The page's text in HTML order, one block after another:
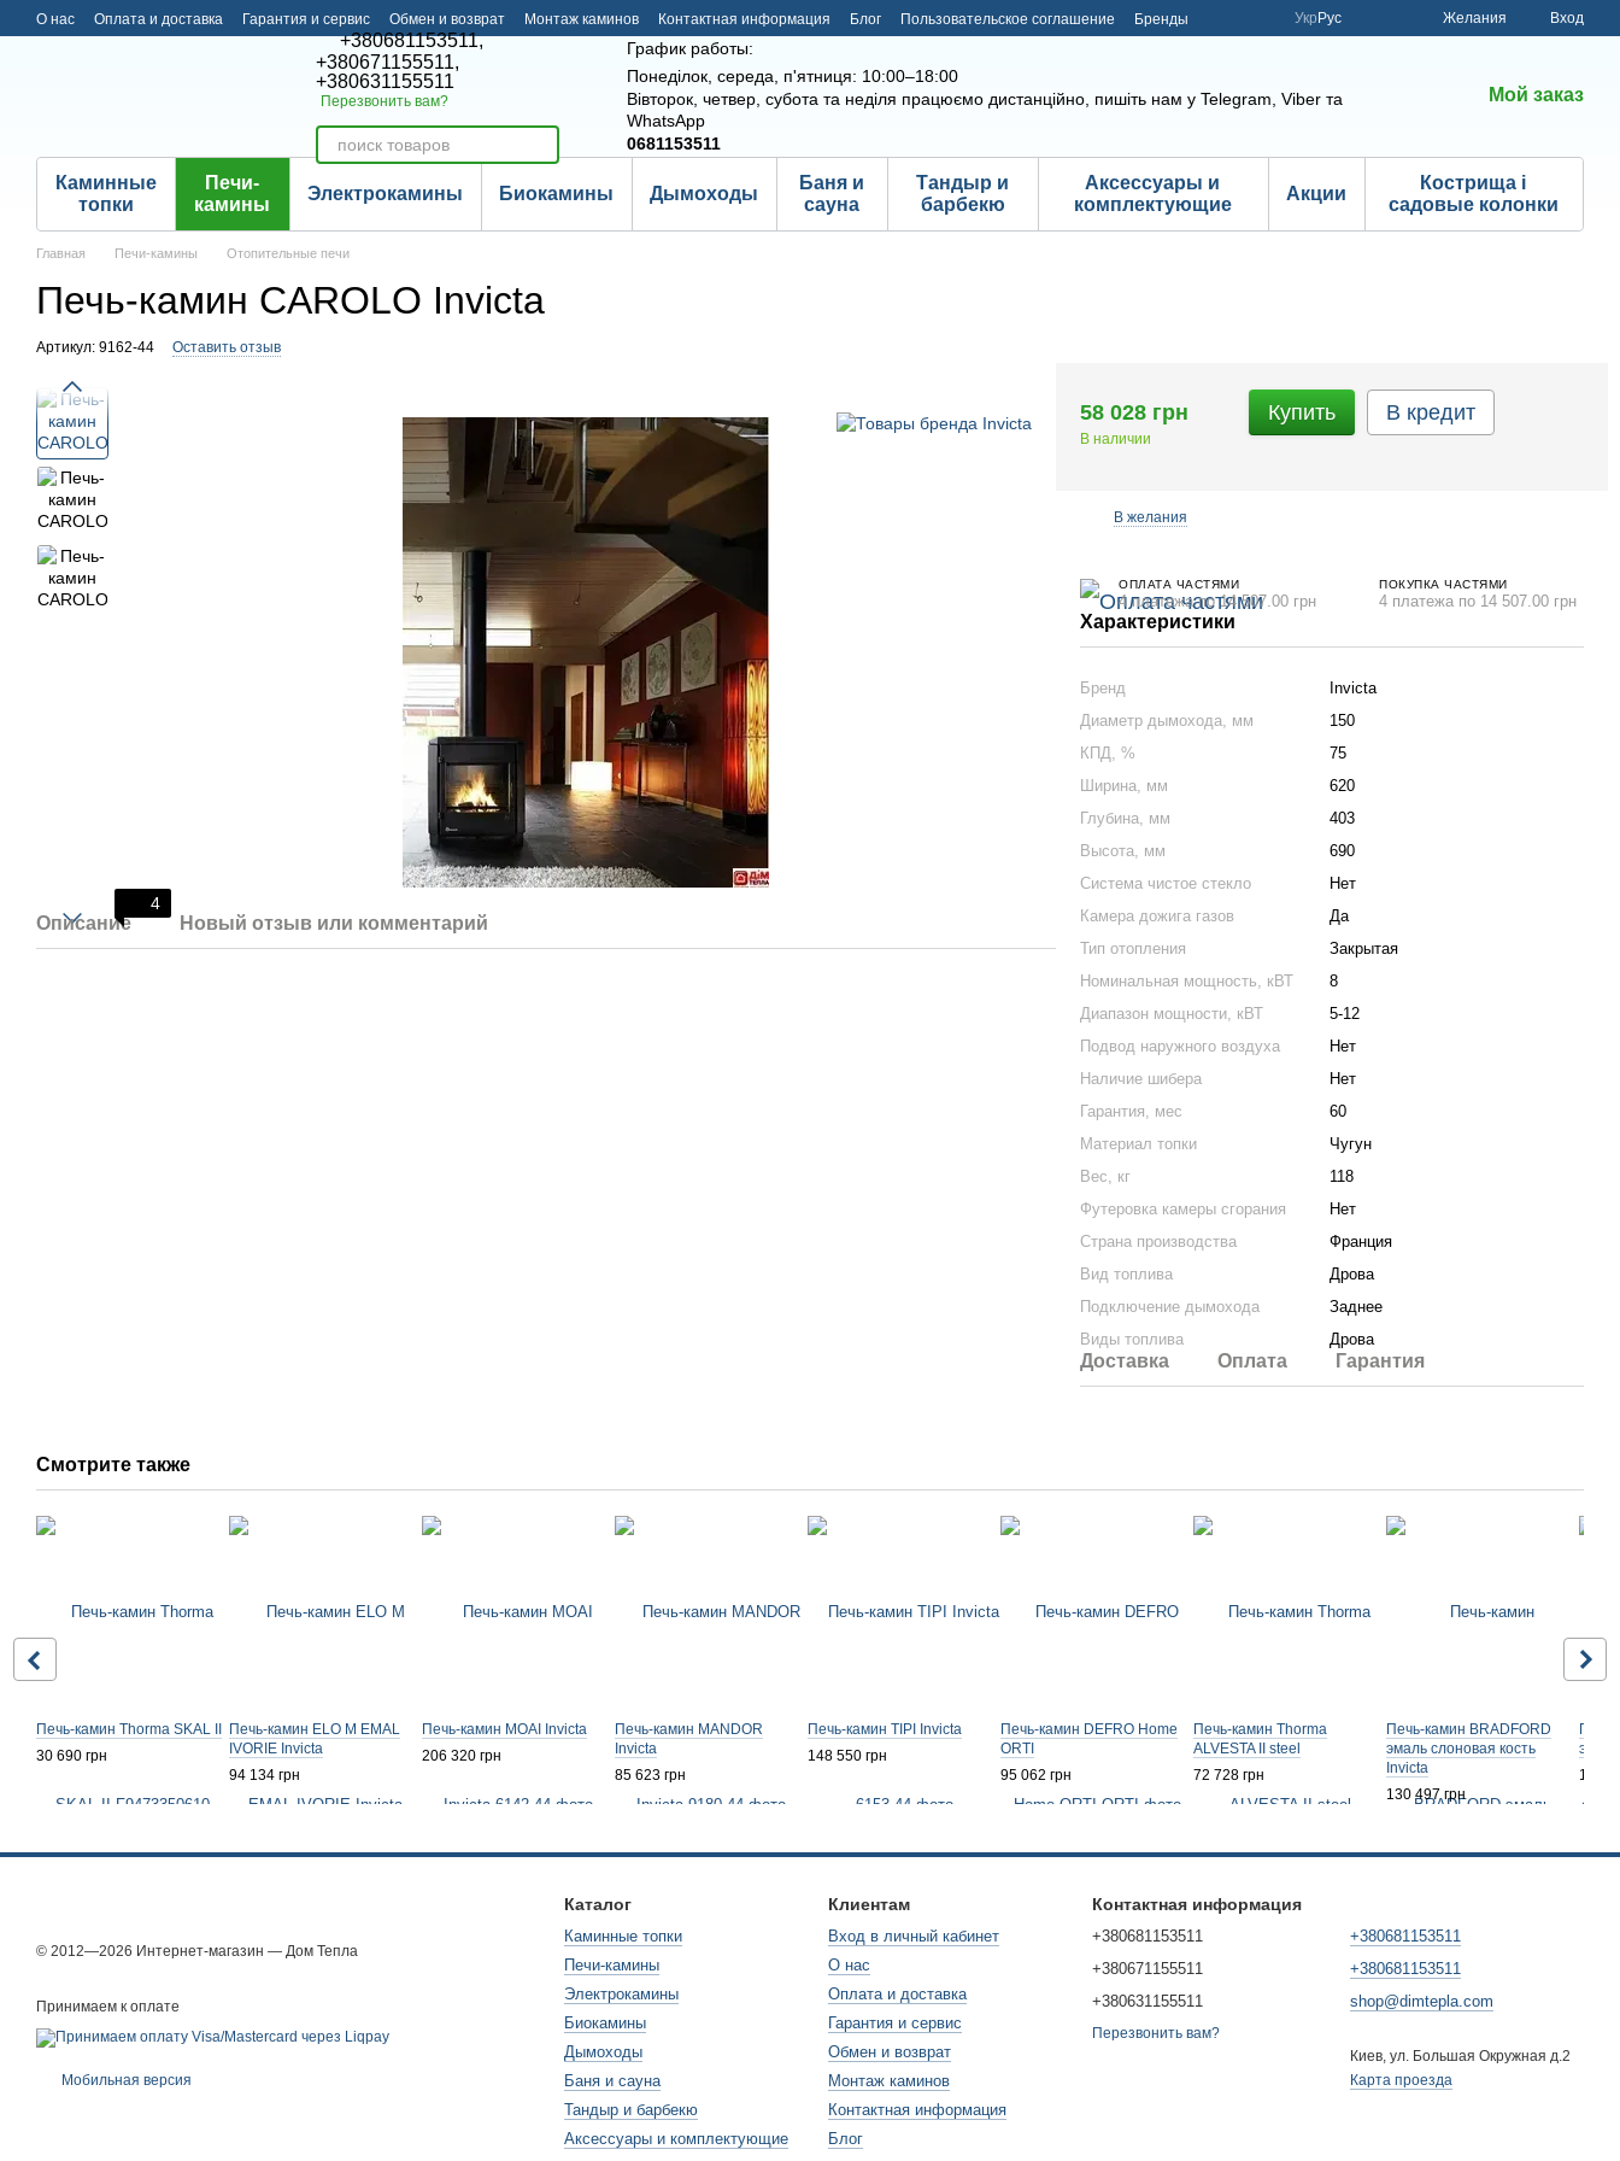
Перейти к основному контенту
О нас Оплата и доставка Гарантия и сервис Обмен и возврат Монтаж каминов Контактная информация Блог Пользовательское соглашение Бренды Укр Рус Желания Вход
+380681153511,
+380671155511,
+380631155511
Перезвонить вам?
График работы:
Понеділок, середа, п'ятниця: 10:00–18:00
Вівторок, четвер, субота та неділя працюємо дистанційно, пишіть нам у Telegram, Viber та
WhatsApp
0681153511
Мой заказ
Каминные
топки
Печи-
камины
Электрокамины Биокамины Дымоходы
Баня и
сауна
Тандыр и
барбекю
Аксессуары и
комплектующие
Акции
Кострища і
садовые колонки
Главная Печи-камины Отопительные печи
Печь-камин CAROLO Invicta
Артикул: 9162-44 Оставить отзыв
4
Описание Новый отзыв или комментарий
58 028 грн
В наличии
Купить В кредит
В желания
ОПЛАТА ЧАСТЯМИ
4 платежа по 14 507.00 грн
ПОКУПКА ЧАСТЯМИ
4 платежа по 14 507.00 грн
Характеристики
Бренд
Invicta
Диаметр дымохода, мм
150
КПД, %
75
Ширина, мм
620
Глубина, мм
403
Высота, мм
690
Система чистое стекло
Нет
Камера дожига газов
Да
Тип отопления
Закрытая
Номинальная мощность, кВТ
8
Диапазон мощности, кВТ
5-12
Подвод наружного воздуха
Нет
Наличие шибера
Нет
Гарантия, мес
60
Материал топки
Чугун
Вес, кг
118
Футеровка камеры сгорания
Нет
Страна производства
Франция
Вид топлива
Дрова
Подключение дымохода
Заднее
Виды топлива
Дрова
Доставка Оплата Гарантия
Смотрите также
Печь-камин Thorma SKAL II
30 690 грн
Печь-камин ELO M EMAL
IVORIE Invicta
94 134 грн
Печь-камин MOAI Invicta
206 320 грн
Печь-камин MANDOR
Invicta
85 623 грн
Печь-камин TIPI Invicta
148 550 грн
Печь-камин DEFRO Home
ORTI
95 062 грн
Печь-камин Thorma
ALVESTA II steel
72 728 грн
Печь-камин BRADFORD
эмаль слоновая кость
Invicta
130 497 грн
124
© 2012—2026 Интернет-магазин — Дом Тепла
Принимаем к оплате
Мобильная версия
Каталог
Каминные топки
Печи-камины
Электрокамины
Биокамины
Дымоходы
Баня и сауна
Тандыр и барбекю
Аксессуары и комплектующие
Клиентам
Вход в личный кабинет
О нас
Оплата и доставка
Гарантия и сервис
Обмен и возврат
Монтаж каминов
Контактная информация
Блог
Контактная информация
+380681153511
+380671155511
+380631155511
Перезвонить вам?
+380681153511
+380681153511
shop@dimtepla.com
Киев, ул. Большая Окружная д.2
Карта проезда